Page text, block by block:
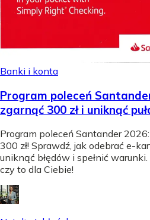
Banki i konta
Program poleceń
zgarnąć 300 zł i uniknąć
Program poleceń Santander
300 zł! Sprawdź, jak odebrać e-
uniknąć błędów i spełnić warunki.
czy to dla Ciebie!